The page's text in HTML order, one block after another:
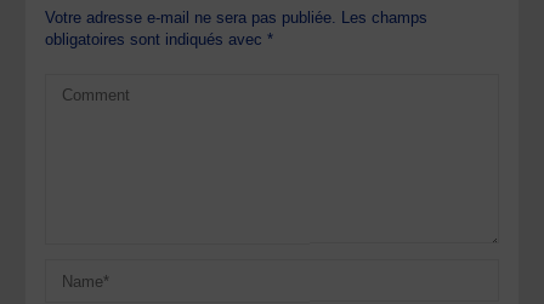
Votre adresse e-mail ne sera pas publiée.
Les champs
obligatoires sont indiqués avec*